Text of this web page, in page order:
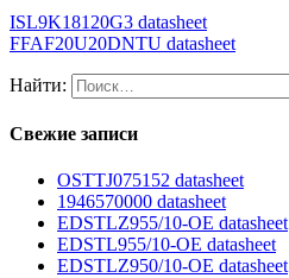
ISL9K18120G3 datasheet
FFAF20U20DNTU datasheet
Найти:
Свежие записи
OSTTJ075152 datasheet
1946570000 datasheet
EDSTLZ955/10-OE datasheet
EDSTL955/10-OE datasheet
EDSTLZ950/10-OE datasheet